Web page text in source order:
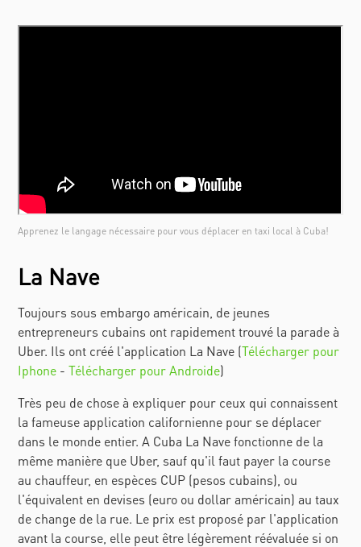
Apprenez le langage nécessaire pour vous déplacer en taxi local à Cuba!
La Nave
Toujours sous embargo américain, de jeunes
entrepreneurs cubains ont rapidement trouvé la parade à
Uber. Ils ont créé l'application La Nave (Télécharger pour
Iphone -Télécharger pour Androide)
Très peu de chose à expliquer pour ceux qui connaissent
la fameuse application californienne pour se déplacer
dans le monde entier. A Cuba La Nave fonctionne de la
même manière que Uber, sauf qu'il faut payer la course
au chauffeur, en espèces CUP (pesos cubains), ou
l'équivalent en devises (euro ou dollar américain) au taux
de change de la rue. Le prix est proposé par l'application
avant la course, elle peut être légèrement réévaluée si on